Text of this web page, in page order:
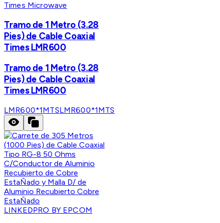
Times Microwave
Tramo de 1 Metro (3.28
Pies) de Cable Coaxial
Times LMR600
Tramo de 1 Metro (3.28
Pies) de Cable Coaxial
Times LMR600
LMR600*1MTSLMR600*1MTS
LINKEDPRO BY EPCOM